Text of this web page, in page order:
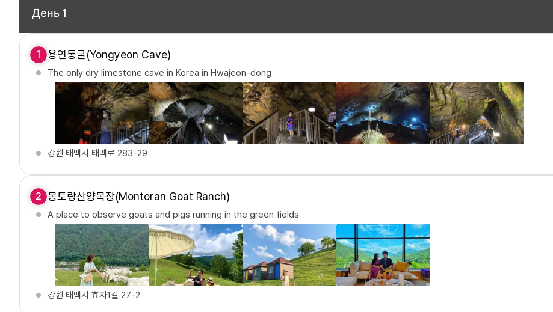
День 1
1 용연동굴(Yongyeon Cave)
The only dry limestone cave in Korea in Hwajeon-dong
강원 태백시 태백로 283-29
2 몽토랑산양목장(Montoran Goat Ranch)
A place to observe goats and pigs running in the green fields
강원 태백시 효자1길 27-2